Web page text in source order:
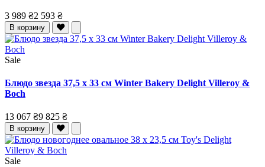
3 989 ₴2 593 ₴
В корзину
Sale
Блюдо звезда 37,5 x 33 см Winter Bakery Delight Villeroy &
Boch
13 067 ₴9 825 ₴
В корзину
Sale